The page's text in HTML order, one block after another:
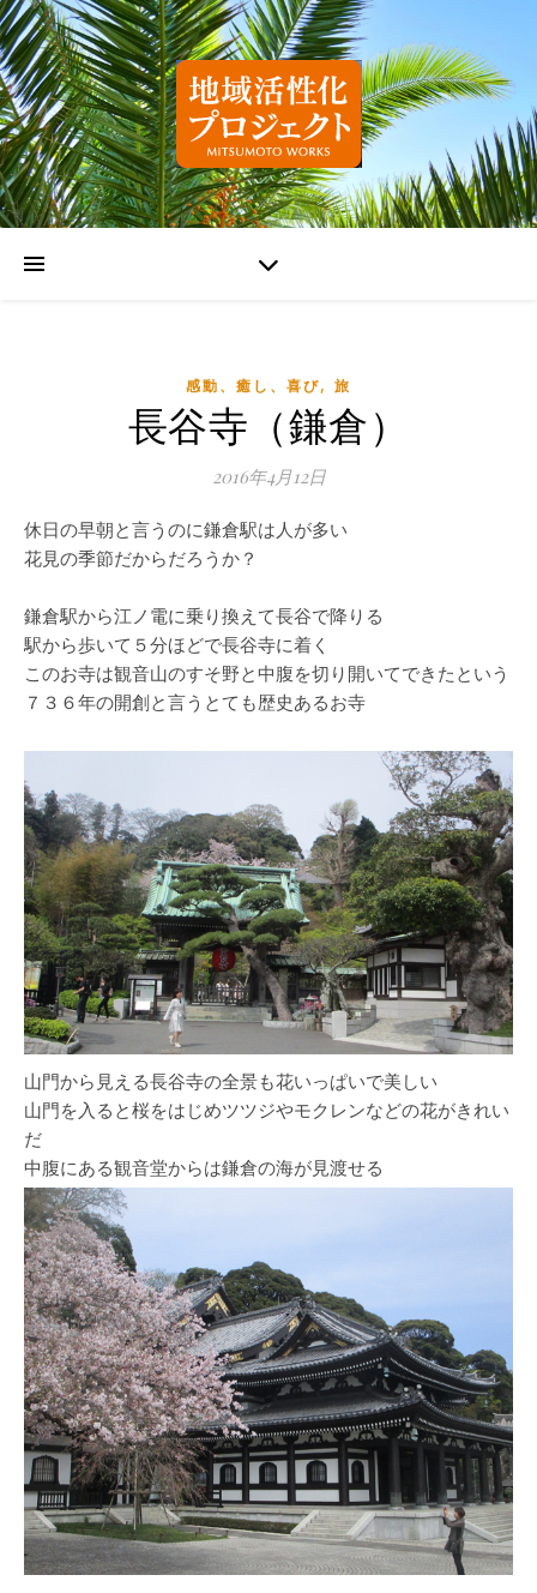
感動、癒し、喜び, 旅
長谷寺（鎌倉）
2016年4月12日
休日の早朝と言うのに鎌倉駅は人が多い
花見の季節だからだろうか？
鎌倉駅から江ノ電に乗り換えて長谷で降りる
駅から歩いて５分ほどで長谷寺に着く
このお寺は観音山のすそ野と中腹を切り開いてできたという
７３６年の開創と言うとても歴史あるお寺
山門から見える長谷寺の全景も花いっぱいで美しい
山門を入ると桜をはじめツツジやモクレンなどの花がきれい
だ
中腹にある観音堂からは鎌倉の海が見渡せる